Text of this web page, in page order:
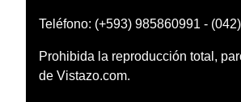
Teléfono: (+593) 985860991 -
Prohibida la reproducción total,
de Vistazo.com.